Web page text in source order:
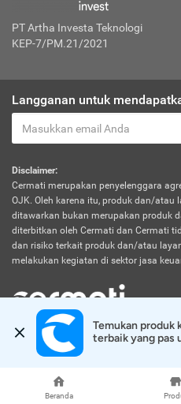
Beranda
PT Artha Investa Teknologi
KEP-7/PM.21/2021
Langganan untuk
Disclaimer:
Cermati merupakan penyelenggara
OJK. Oleh karena itu, produk dan/atau
ditawarkan bukan merupakan produk
diterbitkan oleh Cermati dan Cermati
dan risiko terkait produk dan/atau
melakukan kegiatan di sektor jasa
© 2026 Cermati. All Rights Reserved.
Temukan produk
terbaik yang pas